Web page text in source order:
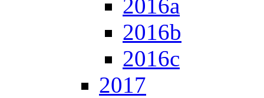
2016a
2016b
2016c
2017